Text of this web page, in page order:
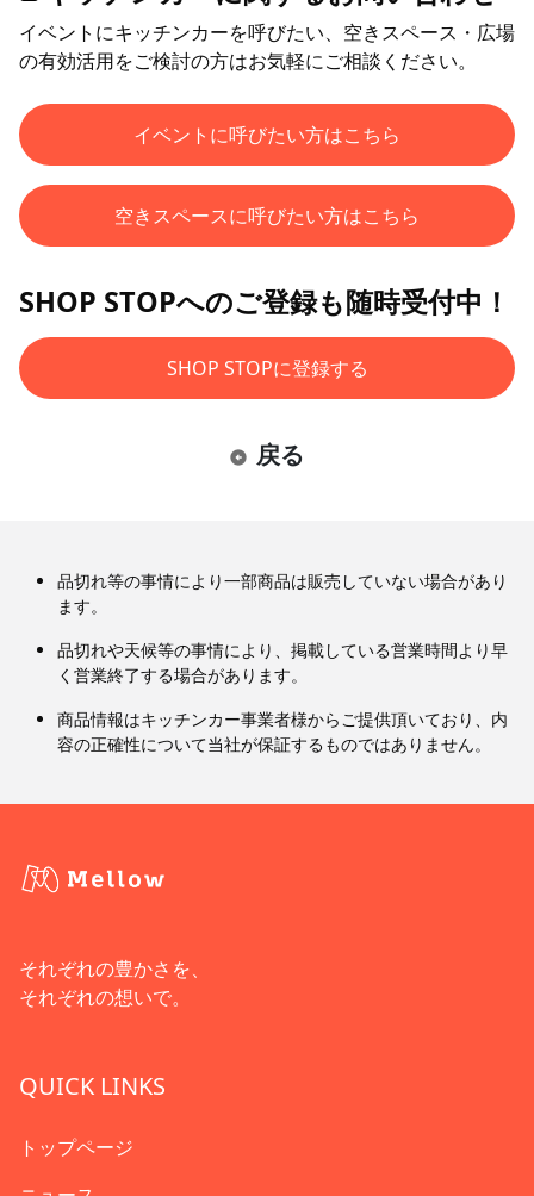
イベントにキッチンカーを呼びたい、空きスペース・広場
の有効活用をご検討の方はお気軽にご相談ください。
イベントに呼びたい方はこちら
空きスペースに呼びたい方はこちら
SHOP STOPへのご登録も随時受付中！
SHOP STOPに登録する
戻る
品切れ等の事情により一部商品は販売していない場合があり
ます。
品切れや天候等の事情により、掲載している営業時間より早
く営業終了する場合があります。
商品情報はキッチンカー事業者様からご提供頂いており、内
容の正確性について当社が保証するものではありません。
それぞれの豊かさを、
それぞれの想いで。
QUICK LINKS
トップページ